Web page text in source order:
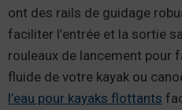
ont des rails de guidage
faciliter l’entrée et la sortie
rouleaux de lancement pour
fluide de votre kayak ou
l’eau pour kayaks flottants